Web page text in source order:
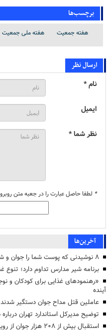
برچسب‌ها
هفته جمعیت هفته ملی جمعیت
ارسال نظر
نام *
ایمیل
نظر شما *
* لطفا حاصل عبارت را در جعبه متن روبرو
آخرین‌ها
۸ نوشیدنی که پوست شما را جوان و شاداب می‌کنند
برنامه شیر مدارس تداوم دارد؛ تنوع
«رهنمودهای غذایی برای کودکان و
آینده
عاملین قتل مداح جوان دستگیر شدند
توضیح مدیرکل استاندارد تهران
استقبال بیش از ۲۰۸ هزار جوان از رویداد «جوان سال»